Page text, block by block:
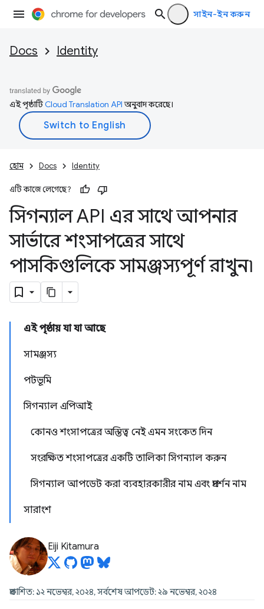
সাইন-ইন করুন
Docs Identity
এই পৃষ্ঠাটিCloud Translation APIঅনুবাদ করেছে।
হোম Docs Identity
এটি কাজে লেগেছে?
সিগন্যাল API এর সাথে আপনার
সার্ভারে শংসাপত্রের সাথে
পাসকিগুলিকে সামঞ্জস্যপূর্ণ রাখুন৷
এই পৃষ্ঠায় যা যা আছে
সামঞ্জস্য
পটভূমি
সিগন্যাল এপিআই
কোনও শংসাপত্রের অস্তিত্ব নেই এমন সংকেত দিন
সংরক্ষিত শংসাপত্রের একটি তালিকা সিগন্যাল করুন
সিগন্যাল আপডেট করা ব্যবহারকারীর নাম এবং প্রদর্শন নাম
সারাংশ
Eiji Kitamura
প্রকাশিত: ১২ নভেম্বর, ২০২৪, সর্বশেষ আপডেট: ২৯ নভেম্বর, ২০২৪